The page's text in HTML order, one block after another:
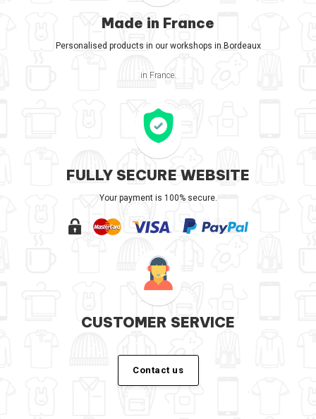
Made in France
Personalised products in our workshops in Bordeaux
in France.
FULLY SECURE WEBSITE
Your payment is 100% secure.
CUSTOMER SERVICE
Contact us